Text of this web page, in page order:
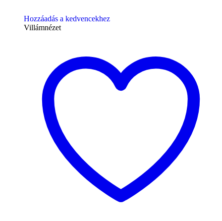
Hozzáadás a kedvencekhez
Villámnézet